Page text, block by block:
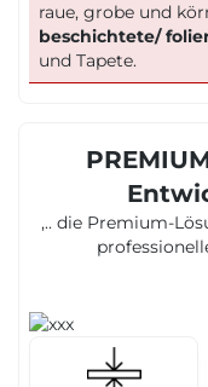
raue, grobe und
beschichtete/
und Tapete.
,.. die Premium-